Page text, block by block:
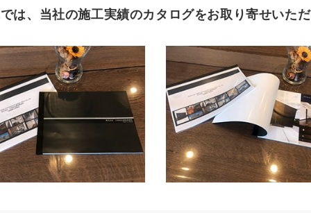
は、当社の施工実績のカタログをお取り寄せいた